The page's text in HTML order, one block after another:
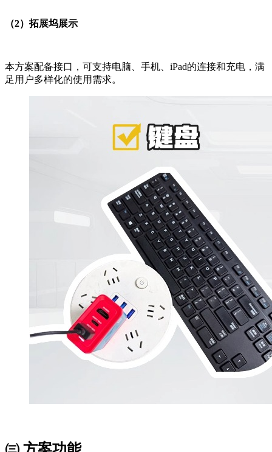
（2）拓展坞展示
本方案配备接口，可支持电脑、手机、iPad的连接和充电，满
足用户多样化的使用需求。